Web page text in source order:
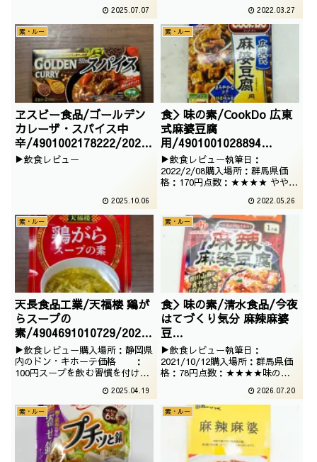
2025.07.07
でございます。シンプルデザイン
ですが、挽肉が必要なタイプなの
で期待が出来ます。
2022.03.27
素・ルー
ヱスビー食品/ゴールデン
カレーザ・スパイス中
辛/4901002178222/2025
/07/24
▶飲食レビュー
2025.10.06
素・ルー
食＞味の素/CookDo 広東
式麻婆豆腐
用/4901001028894
/2022/02/07
▶飲食レビュー執筆日：
2022/2/08購入場所：群馬県価
格：170円点数：★★★★ やや甘
クックドゥ麻婆豆腐でございま
す。挽肉が必要なタイプはだいぶ
本格的ですね。
2022.05.26
素・ルー
天長食品工業/天福楼 鶏が
らスープの
素/4904691010729/2025
/02/23
▶飲食レビュー購入場所：静岡県
内のドン・キホーテ価格 ：
100円スープを飲む習慣を付ける
でございます。量はそれなりです
がお買い得価格なのでうれしいで
すね
2025.04.19
素・ルー
食＞味の素/清水食品/今夜
はてづくり気分 麻辣麻婆
豆
腐/4901001062690/2021
/08/16
▶飲食レビュー執筆日：
2021/10/12購入場所：群馬県価
格：78円点数：★★★★味の素
ございます。レンジで作るという
画期的な商品で、コンパクトなの
がいいですね。果たして、どのよ
うなお味なのでしょうか。安いけ
ど。■お味についていいですね。
規定時間だと冷たか...
2026.07.20
素・ルー 素・ルー